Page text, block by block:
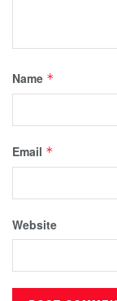
Name *
Email *
Website